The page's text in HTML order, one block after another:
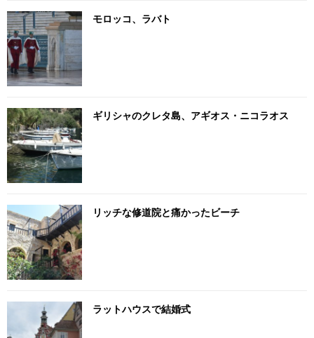
モロッコ、ラバト
ギリシャのクレタ島、アギオス・ニコラオス
リッチな修道院と痛かったビーチ
ラットハウスで結婚式